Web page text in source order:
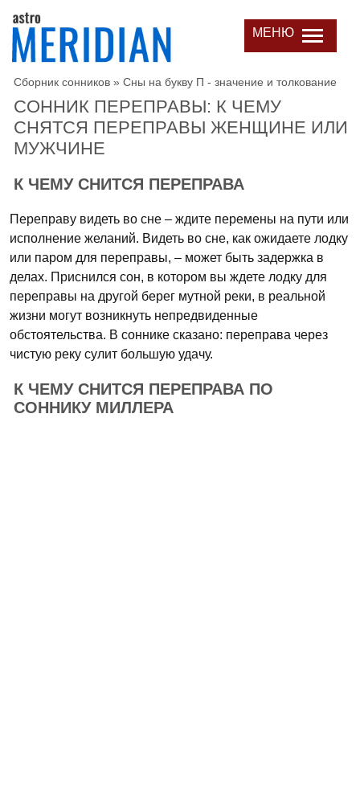
МЕНЮ
Сборник сонников » Сны на букву П - значение и толкование
СОННИК ПЕРЕПРАВЫ: К ЧЕМУ
СНЯТСЯ ПЕРЕПРАВЫ ЖЕНЩИНЕ ИЛИ
МУЖЧИНЕ
К ЧЕМУ СНИТСЯ ПЕРЕПРАВА
Переправу видеть во сне – ждите перемены на пути или
исполнение желаний. Видеть во сне, как ожидаете лодку
или паром для переправы, – может быть задержка в
делах. Приснился сон, в котором вы ждете лодку для
переправы на другой берег мутной реки, в реальной
жизни могут возникнуть непредвиденные
обстоятельства. В соннике сказано: переправа через
чистую реку сулит большую удачу.
К ЧЕМУ СНИТСЯ ПЕРЕПРАВА ПО
СОННИКУ МИЛЛЕРА